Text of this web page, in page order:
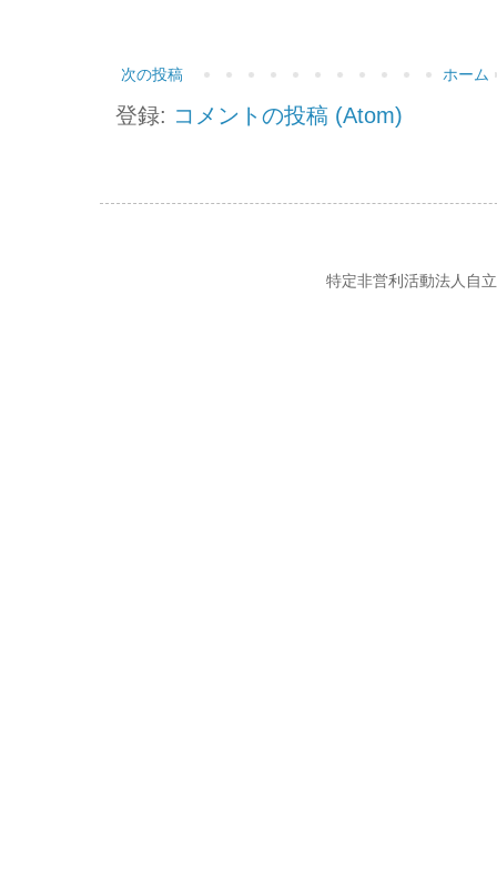
次の投稿 ホーム
登録: コメントの投稿 (Atom)
特定非営利活動法人自